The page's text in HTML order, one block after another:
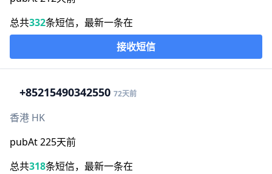
总共332条短信，最新一条在
接收短信
+85215490342550 72天前
香港 HK
pubAt 225天前
总共318条短信，最新一条在